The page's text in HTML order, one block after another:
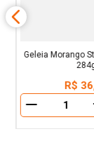
Geleia Morango
R$ 36